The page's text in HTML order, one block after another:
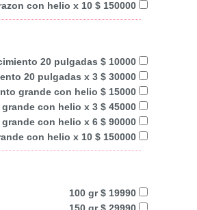
con helio x 10 $ 150000
20 pulgadas $ 10000
20 pulgadas x 3 $ 30000
grande con helio $ 15000
con helio x 3 $ 45000
con helio x 6 $ 90000
con helio x 10 $ 150000
100 gr $ 19990